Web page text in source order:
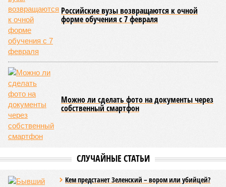
Российские вузы возвращаются к очной
форме обучения с 7 февраля
Можно ли сделать фото на документы через
собственный смартфон
СЛУЧАЙНЫЕ СТАТЬИ
Кем предстанет Зеленский – вором или убийцей?